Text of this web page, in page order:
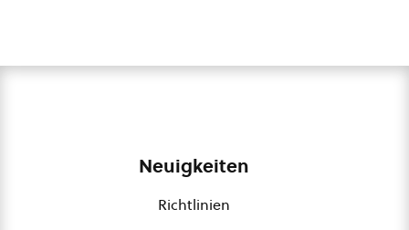
Neuigkeiten
Richtlinien